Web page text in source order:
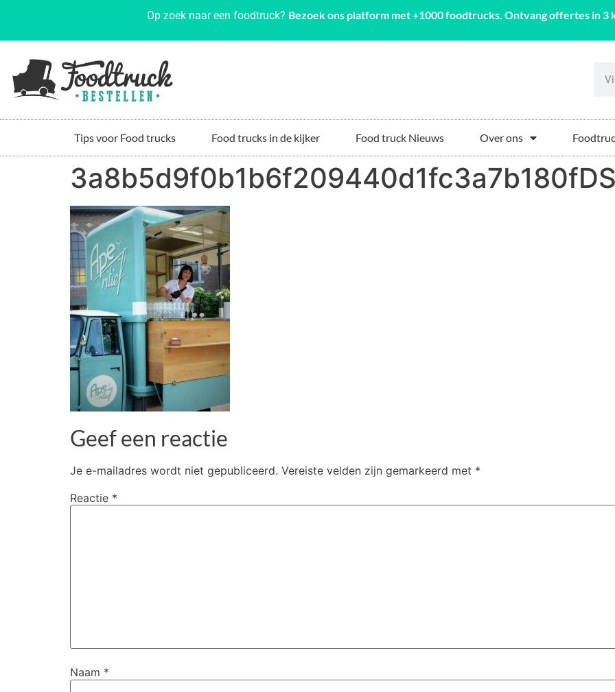
Op zoek naar een foodtruck? Bezoek ons platform met +1000 foodtrucks. Ontvang offertes in 3
Tips voor Food trucks Food trucks in de kijker Food truck Nieuws Over ons
Geef een reactie
Je e-mailadres wordt niet gepubliceerd. Vereiste velden zijn gemarkeerd met *
Reactie *
Naam *